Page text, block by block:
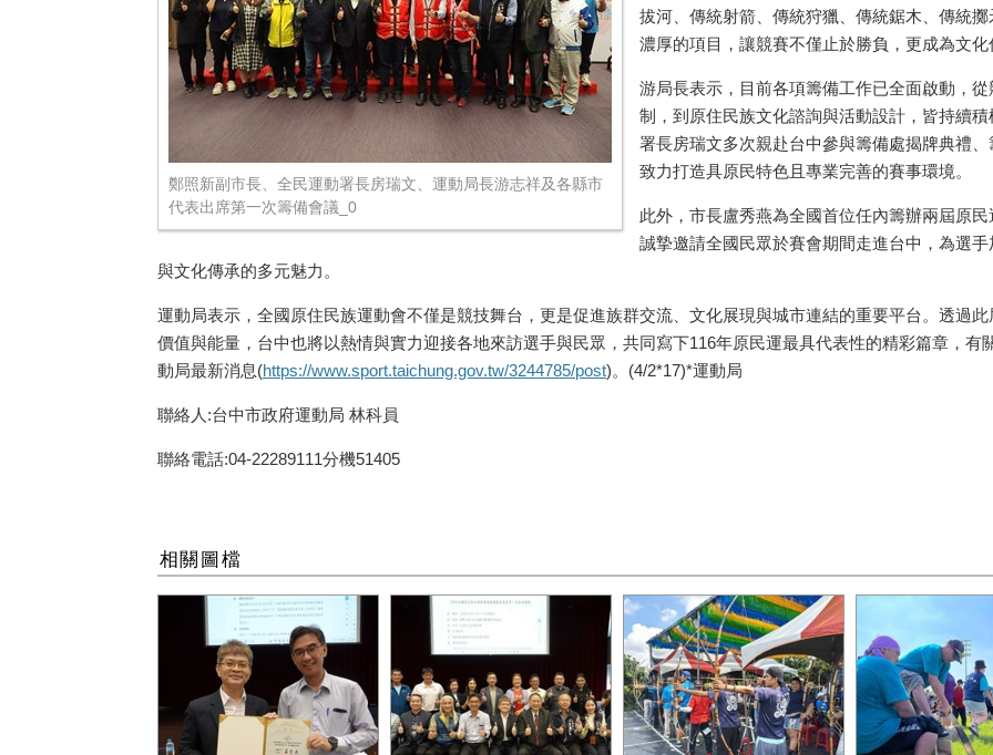
鄭照新副市長、全民運動署長房瑞文、運動局長游志祥及各縣市
代表出席第一次籌備會議_0
拔河、傳統射箭、傳統狩獵、傳統鋸木、傳統
濃厚的項目，讓競賽不僅止於勝負，更成為文
游局長表示，目前各項籌備工作已全面啟動，
制，到原住民族文化諮詢與活動設計，皆持續
署長房瑞文多次親赴台中參與籌備處揭牌典禮
致力打造具原民特色且專業完善的賽事環境。
此外，市長盧秀燕為全國首位任內籌辦兩屆原
誠摯邀請全國民眾於賽會期間走進台中，為選
與文化傳承的多元魅力。
運動局表示，全國原住民族運動會不僅是競技舞台，更是促進族群交流、文化展現與城市連結的重要平台。透過
價值與能量，台中也將以熱情與實力迎接各地來訪選手與民眾，共同寫下116年原民運最具代表性的精彩篇章，有
動局最新消息(https://www.sport.taichung.gov.tw/3244785/post)。(4/2*17)*運動局
聯絡人:台中市政府運動局 林科員
聯絡電話:04-22289111分機51405
相關圖檔